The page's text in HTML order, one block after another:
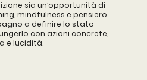
sia un’opportunità di
mindfulness e pensiero
a definire lo stato
con azioni concrete,
e lucidità.